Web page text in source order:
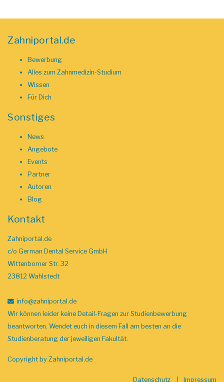
Zahniportal.de
Bewerbung
Alles zum Zahnmedizin-Studium
Wissen
Für Dich
Sonstiges
News
Angebote
Events
Partner
Autoren
Blog
Kontakt
Zahniportal.de
c/o German Dental Service GmbH
Wittenborner Str. 32
23812 Wahlstedt
info@zahniportal.de
Wir können leider keine Detail-Fragen zur Studienbewerbung
beantworten. Wendet euch in diesem Fall am besten an die
Studienberatung der jeweiligen Fakultät.
Copyright by Zahniportal.de
Datenschutz Impressum